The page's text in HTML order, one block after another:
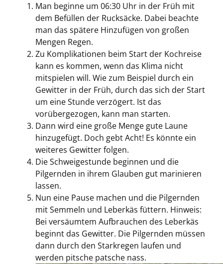
Man beginne um 06:30 Uhr in der Früh mit
dem Befüllen der Rucksäcke. Dabei beachte
man das spätere Hinzufügen von großen
Mengen Regen.
Zu Komplikationen beim Start der Kochreise
kann es kommen, wenn das Klima nicht
mitspielen will. Wie zum Beispiel durch ein
Gewitter in der Früh, durch das sich der Start
um eine Stunde verzögert. Ist das
vorübergezogen, kann man starten.
Dann wird eine große Menge gute Laune
hinzugefügt. Doch gebt Acht! Es könnte ein
weiteres Gewitter folgen.
Die Schweigestunde beginnen und die
Pilgernden in ihrem Glauben gut marinieren
lassen.
Nun eine Pause machen und die Pilgernden
mit Semmeln und Leberkäs füttern. Hinweis:
Bei versäumtem Aufbrauchen des Leberkäs
beginnt das Gewitter. Die Pilgernden müssen
dann durch den Starkregen laufen und
werden pitsche patsche nass.